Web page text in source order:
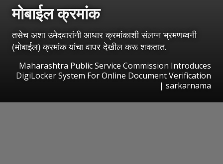
मोबाईल क्रमांक
तसेच अशा उमेदवारांनी आधार क्रमांकाशी संलग्न भ्रमणध्वनी
(मोबाईल) क्रमांक यांचा वापर देखील करू शकतात.
Maharashtra Public Service Commission Introduces
DigiLocker System For Online Document Verification
| sarkarnama